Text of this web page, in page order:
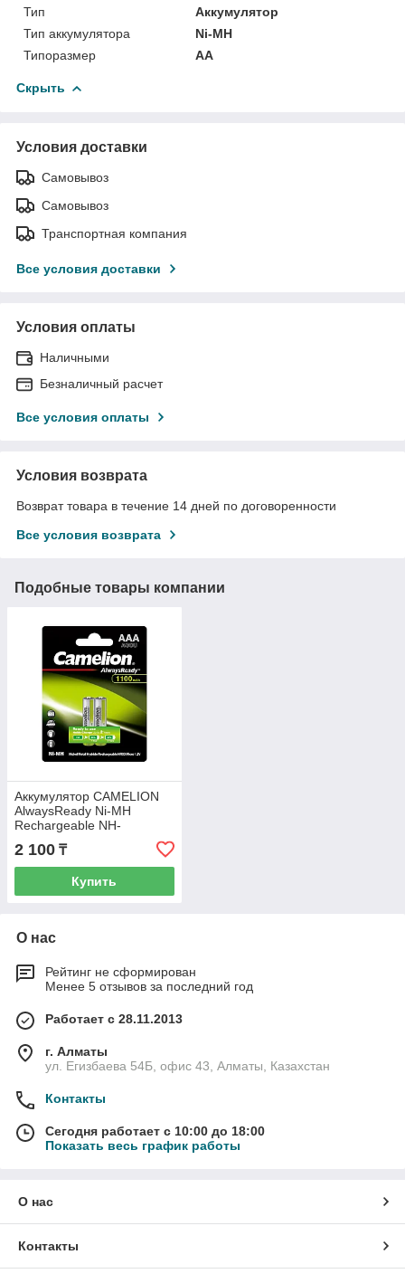
Тип
Аккумулятор
Тип аккумулятора
Ni-MH
Типоразмер
AA
Скрыть
Условия доставки
Самовывоз
Самовывоз
Транспортная компания
Все условия доставки
Условия оплаты
Наличными
Безналичный расчет
Все условия оплаты
Условия возврата
Возврат товара в течение 14 дней по договоренности
Все условия возврата
Подобные товары компании
Аккумулятор CAMELION
AlwaysReady Ni-MH
Rechargeable NH-
AAA1100ARBP2 2 шт. в
блистере
2 100 ₸
Купить
О нас
Рейтинг не сформирован
Менее 5 отзывов за последний год
Работает с 28.11.2013
г. Алматы
ул. Егизбаева 54Б, офис 43, Алматы, Казахстан
Контакты
Сегодня работает с 10:00 до 18:00
Показать весь график работы
О нас
Контакты